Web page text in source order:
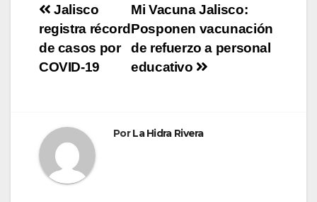
Navegación
de
entradas
Mi Vacuna Jalisco:
Posponen vacunación
de refuerzo a personal
educativo
Jalisco
registra récord
de casos por
COVID-19
PorLa Hidra Rivera